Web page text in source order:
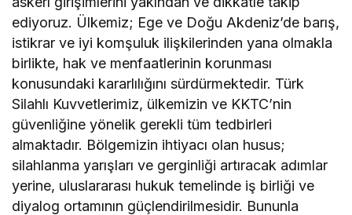
ediyoruz. Ülkemiz; Ege ve Doğu Akdeniz’de barış,
istikrar ve iyi komşuluk ilişkilerinden yana olmakla
birlikte, hak ve menfaatlerinin korunması
konusundaki kararlılığını sürdürmektedir. Türk
Silahlı Kuvvetlerimiz, ülkemizin ve KKTC’nin
güvenliğine yönelik gerekli tüm tedbirleri
almaktadır. Bölgemizin ihtiyacı olan husus;
silahlanma yarışları ve gerginliği artıracak adımlar
yerine, uluslararası hukuk temelinde iş birliği ve
diyalog ortamının güçlendirilmesidir. Bununla